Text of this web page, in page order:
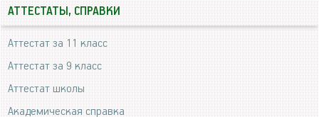
АТТЕСТАТЫ, СПРАВКИ
Аттестат за 11 класс
Аттестат за 9 класс
Аттестат школы
Академическая справка